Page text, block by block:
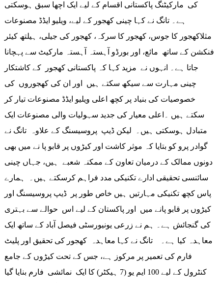
کی مارکیٹنگ پاکستانی اقسام کے لیے ایک اچھا سبق ہوسکتی
ہے۔ تانگ نے کہا چینی کھجور کے لیے، ویلیو ایڈڈ مصنوعات
مثلاکھجور کا جوس، کھجور کا سرکہ، کھجور کی جیلی، ہیلتھ کیئر
فنکشن کے ساتھ مائع، اور بورڈو آہستہ آہستہ مارکیٹ سے پہچانا
جاتا ہے۔ انہوں نے مزید کہا کہ پاکستانی کھجور کے کاشتکار
چینی مہارت سے سیکھ سکتے ہیں اور ان کی کھجوروں کی
خصوصیات کی بنیاد پر کچھ اعلی ویلیو ایڈڈ مصنوعات تیار کر
سکتے ہیں ۔اعلی معیار کی جدید سہولیات والی مصنوعات ایک
متبادل ہوسکتی ہیں۔ لیکن ڈیپ پروسیسنگ کے علاوہ تانگ نے
گوادر پرو کو بتایا کہ موثر کاشت اور کیڑوں پر قابو پا نے میں بھی
دونوں ممالک کے درمیان تعاون کے ممکنہ شعبے ہیں، جہاں چینی
سائنسی تحقیقی ادارے تکنیکی مدد فراہم کرسکتے ہیں۔ ہمارے
پاس کچھ تکنیکی مہارتیں ہیں خاص طور پر ڈیپ پروسیسنگ اور
کیڑوں پر قابو پانے میں اور پاکستان کے لیے اس حوالے سے بہتری
کی گنجائش ہے۔ ہم نے زرعی یونیورسٹی فیصل آباد کے ساتھ ایک
معاہدہ کیا ہے۔ تانگ نے کہا معاہدہ کھجور کی تحقیق اور پلیٹ
فارم کی تعمیر پر مرکوز ہے، جس کے تحت کیڑوں کے جامع
کنٹرول کے لیے 100 ایم یو (7 ہیکٹر) کا ایک نمائشی فارم بنایا گیا